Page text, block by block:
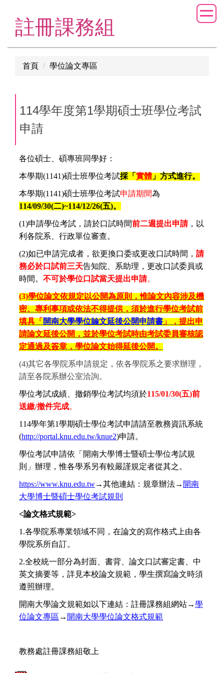
註冊課務組
首頁 學位論文專區
114學年度第1學期碩士班學位考試
申請
各位碩士、碩專班同學好：
本學期(1141)碩士班學位考試採「 實體 」方式進行。
本學期(1141)碩士班學位考試申請期間為
114/09/30(二)~114/12/26(五)。
(1)申請學位考試，請於口試時間前二週提出申請，以
利各院系、行政單位審查。
(2)如已申請完成者，欲更換口委或更改口試時間， 請
務必於口試前三天告知院、系助理，更改口試委員或
時間。 不可於學位口試當天提出申請。
(3)學位論文依規定以公開為原則，惟論文內容涉及機
密、專利事項或依法不得提供，須於進行學位考試前
填具「 開南大學學位論文延後公開申請書 」，提出申
請論文延後公開，並於學位考試時由考試委員審核認
定通過及簽章，學位論文始得延後公開。
(4)其它各學院系申請規定，依各學院系之要求辦理，
請至各院系辦公室洽詢。
學位考試成績、撤銷學位考試均須於115/01/30(五)前
送繳/撤件完成。
114學年第1學期碩士學位考試申請請至教務資訊系統
(http://portal.knu.edu.tw/knue2)申請。
學位考試申請依「開南大學博士暨碩士學位考試規
則」辦理，惟各學系另有較嚴謹規定者從其之。
https://www.knu.edu.tw→其他連結：規章辦法→ 開南
大學博士暨碩士學位考試規則
<論文格式規範>
1.各學院系專業領域不同，在論文的寫作格式上由各
學院系所自訂。
2.全校統一部分為封面、書背、論文口試審定書、中
英文摘要等，詳見本校論文規範，學生撰寫論文時須
遵照辦理。
開南大學論文規範如以下連結：註冊課務組網站→學
位論文專區 → 開南大學學位論文格式規範
教務處註冊課務組敬上